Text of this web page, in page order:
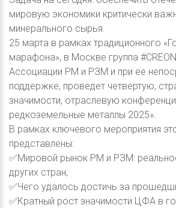
мировую экономики критически
минерального сырья.
25 марта в рамках традиционного
марафона», в Москве группа
Ассоциации РМ и РЗМ и при ее
поддержке, проведет четвертую,
значимости, отраслевую
редкоземельные металлы 2025».
В рамках ключевого мероприятия
представлены:
✅Мировой рынок РМ и РЗМ:
других стран;
✅Чего удалось достичь за
✅Кратный рост значимости ЦФА в